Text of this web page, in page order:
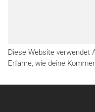
Diese Website verwendet
Erfahre, wie deine